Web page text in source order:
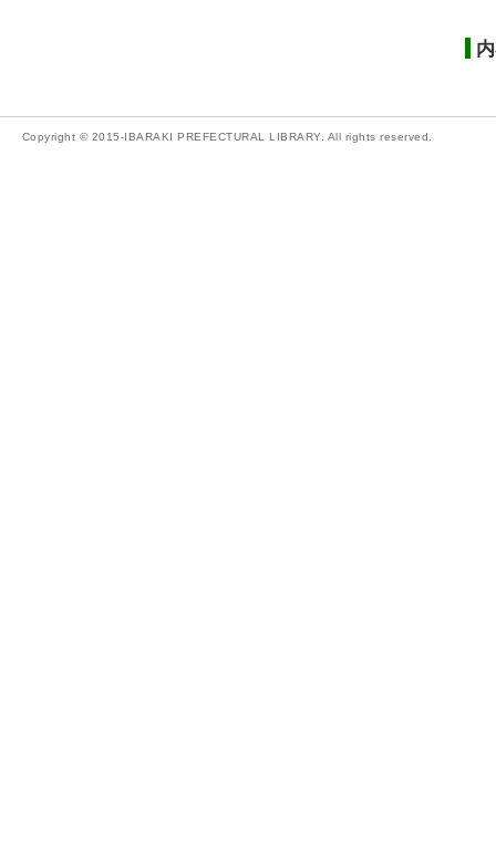
Copyright © 2015-IBARAKI PREFECTURAL LIBRARY. All rights reserved.